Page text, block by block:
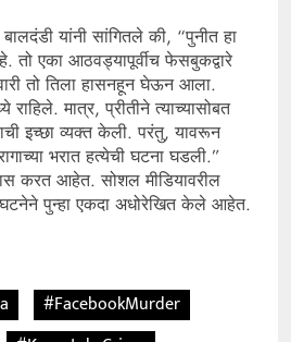
यांनी सांगितले की, “पुनीत हा
तो एका आठवड्यापूर्वीच फेसबुकद्वारे
तो तिला हासनहून घेऊन आला.
मात्र, प्रीतीने त्याच्यासोबत
इच्छा व्यक्त केली. परंतु, यावरून
भरात हत्येची घटना घडली.”
करत आहेत. सोशल मीडियावरील
पुन्हा एकदा अधोरेखित केले आहेत.
#FacebookMurder